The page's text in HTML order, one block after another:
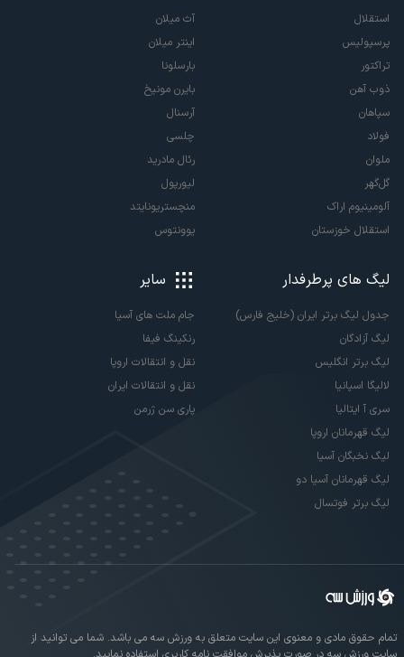
استقلال
پرسپولیس
تراکتور
ذوب آهن
سپاهان
فولاد
ملوان
گل‌گهر
آلومینیوم اراک
استقلال خوزستان
آث میلان
اینتر میلان
بارسلونا
بایرن مونیخ
آرسنال
چلسی
رئال مادرید
لیورپول
منچستریونایتد
یوونتوس
لیگ های پرطرفدار
جدول لیگ برتر ایران (خلیج فارس)
لیگ آزادگان
لیگ برتر انگلیس
لالیگا اسپانیا
سری آ ایتالیا
لیگ قهرمانان اروپا
لیگ نخبگان آسیا
لیگ قهرمانان آسیا دو
لیگ برتر فوتسال
سایر
جام ملت های آسیا
رنکینگ فیفا
نقل و انتقالات اروپا
نقل و انتقالات ایران
پاری سن ژرمن
تمام حقوق مادی و معنوی این سایت متعلق به ورزش سه می باشد. شما می توانید از